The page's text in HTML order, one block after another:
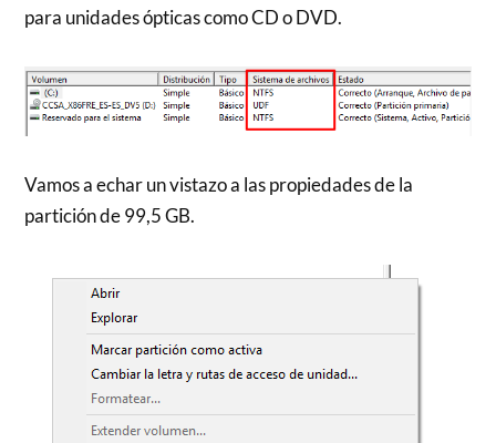
para unidades ópticas como CD o DVD.
Vamos a echar un vistazo a las propiedades de la
partición de 99,5 GB.